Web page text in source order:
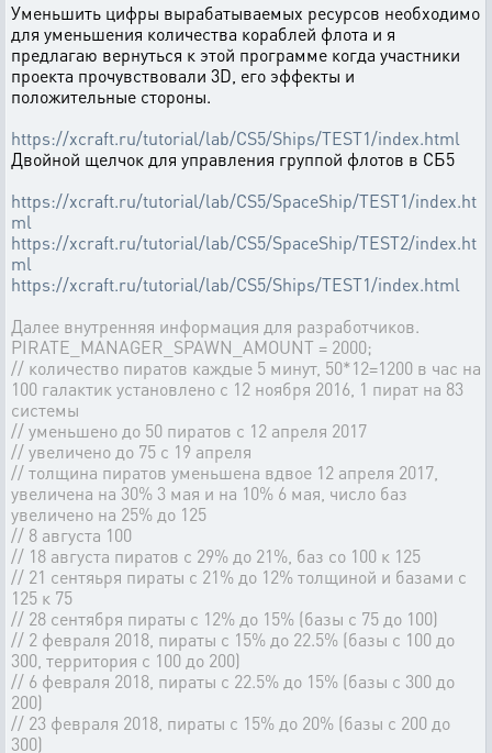
Уменьшить цифры вырабатываемых ресурсов необходимо
для уменьшения количества кораблей флота и я
предлагаю вернуться к этой программе когда участники
проекта прочувствовали 3D, его эффекты и
положительные стороны.
https://xcraft.ru/tutorial/lab/CS5/Ships/TEST1/index.html
Двойной щелчок для управления группой флотов в СБ5
https://xcraft.ru/tutorial/lab/CS5/SpaceShip/TEST1/index.ht
ml
https://xcraft.ru/tutorial/lab/CS5/SpaceShip/TEST2/index.ht
ml
https://xcraft.ru/tutorial/lab/CS5/Ships/TEST1/index.html
Далее внутренняя информация для разработчиков.
PIRATE_MANAGER_SPAWN_AMOUNT = 2000;
// количество пиратов каждые 5 минут, 50*12=1200 в час на
100 галактик установлено с 12 ноября 2016, 1 пират на 83
системы
// уменьшено до 50 пиратов с 12 апреля 2017
// увеличено до 75 с 19 апреля
// толщина пиратов уменьшена вдвое 12 апреля 2017,
увеличена на 30% 3 мая и на 10% 6 мая, число баз
увеличено на 25% до 125
// 8 августа 100
// 18 августа пиратов с 29% до 21%, баз со 100 к 125
// 21 сентяьря пираты с 21% до 12% толщиной и базами с
125 к 75
// 28 сентября пираты с 12% до 15% (базы с 75 до 100)
// 2 февраля 2018, пираты с 15% до 22.5% (базы с 100 до
300, территория с 100 до 200)
// 6 февраля 2018, пираты с 22.5% до 15% (базы с 300 до
200)
// 23 февраля 2018, пираты с 15% до 20% (базы с 200 до
300)